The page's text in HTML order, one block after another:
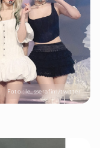
Foto : le_sserafim/twitter